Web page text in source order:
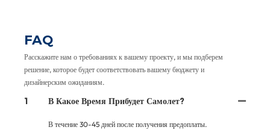
FAQ
Расскажите нам о требованиях к вашему проекту, и мы подберем
решение, которое будет соответствовать вашему бюджету и
дизайнерским ожиданиям.
1 В Какое Время Прибудет Самолет?
В течение 30-45 дней после получения предоплаты.